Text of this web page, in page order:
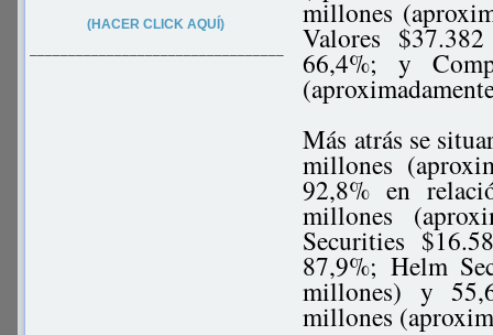
(HACER CLICK AQUÍ)
–––––––––––––––––––––––––––––––––
millones
Valores
66,4%; y
Más atrás se
millones
92,8% en
millones
Securities
87,9%; Helm
millones) y
millones